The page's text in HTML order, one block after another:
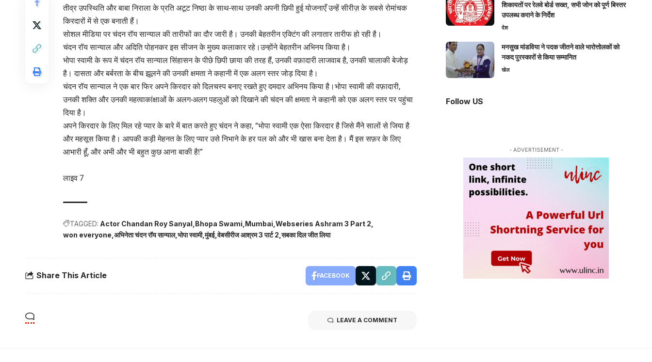
तीव्र उपस्थिति और बाबा निराला के प्रति अटूट निष्ठा के साथ-साथ उनकी अपनी छिपी हुई योजनाएँ उन्हें सीरीज़ के सबसे रोमांचक
किरदारों में से एक बनाती हैं।
सोशल मीडिया पर चंदन रॉय सान्याल की तारीफों का दौर जारी है। उनकी बेहतरीन एक्टिंग की लगातार तारीफ हो रही है।
चंदन रॉय सान्याल और अदिति पोहनकर इस सीजन के मुख्य कलाकार रहे।उन्होंने बेहतरीन अभिनय किया है।
भोपा स्वामी के रूप में चंदन रॉय सान्याल सिंहासन के पीछे छिपी छाया की तरह हैं, उनकी वफ़ादारी लाजवाब है, उनकी चालाकी बेजोड़
है। दासता और बर्बरता के बीच झूलने की उनकी क्षमता ने कहानी में एक अलग स्तर जोड़ दिया है।
चंदन रॉय सान्याल ने एक बार फिर अपने किरदार को दिलचस्प बनाए रखते हुए दमदार अभिनय किया है।भोपा स्वामी की वफ़ादारी,
उनकी शक्ति और उनकी महत्वाकांक्षाओं के अलग-अलग पहलुओं को दिखाने की चंदन की क्षमता ने कहानी को एक अलग स्तर पर पहुंचा
दिया है।
अपने किरदार के लिए मिल रहे प्यार के बारे में बात करते हुए चंदन ने कहा, “भोपा स्वामी एक ऐसा किरदार है जिसे मैंने सालों से जिया है
और महसूस किया है। आपकी कड़ी मेहनत के लिए प्यार उसे निभाने के हर पल को और भी खास बना देता है। मैं इस सफ़र के लिए
आभारी हूँ, और अभी और भी बहुत कुछ आना बाकी है!”
लाइव 7
TAGGED: Actor Chandan Roy Sanyal Bhopa Swami Mumbai Webseries Ashram 3 Part 2
won everyone अभिनेता चंदन रॉय सान्याल भोपा स्वामी मुंबई वेबसीरीज आश्रम 3 पार्ट 2 सबका दिल जीत लिया
Share This Article FACEBOOK
LEAVE A COMMENT
शिकायतों पर रेलवे बोर्ड सख्त, सभी जोन को पूर्ण बिस्तर
उपलब्ध कराने के निर्देश
देश
मनसुख मांडविया ने पदक जीतने वाले भारोत्तोलकों को
नकद पुरस्कारों से किया सम्मानित
खेल
Follow US
- ADVERTISEMENT -